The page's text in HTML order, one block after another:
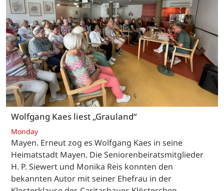
Wolfgang Kaes liest „Grauland“
Monday
Mayen. Erneut zog es Wolfgang Kaes in seine
Heimatstadt Mayen. Die Seniorenbeiratsmitglieder
H. P. Siewert und Monika Reis konnten den
bekannten Autor mit seiner Ehefrau in der